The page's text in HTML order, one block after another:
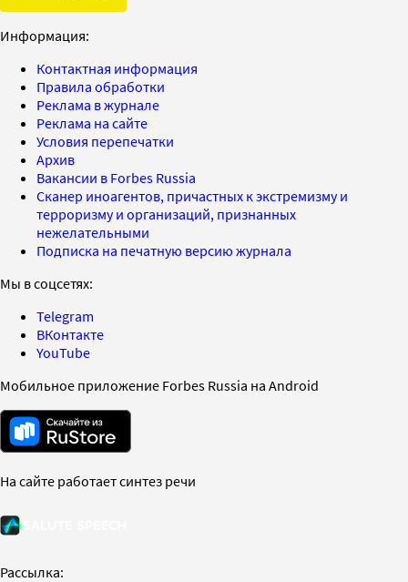
Информация:
Контактная информация
Правила обработки
Реклама в журнале
Реклама на сайте
Условия перепечатки
Архив
Вакансии в Forbes Russia
Сканер иноагентов, причастных к экстремизму и
терроризму и организаций, признанных
нежелательными
Подписка на печатную версию журнала
Мы в соцсетях:
Telegram
ВКонтакте
YouTube
Мобильное приложение Forbes Russia на Android
На сайте работает синтез речи
Рассылка: